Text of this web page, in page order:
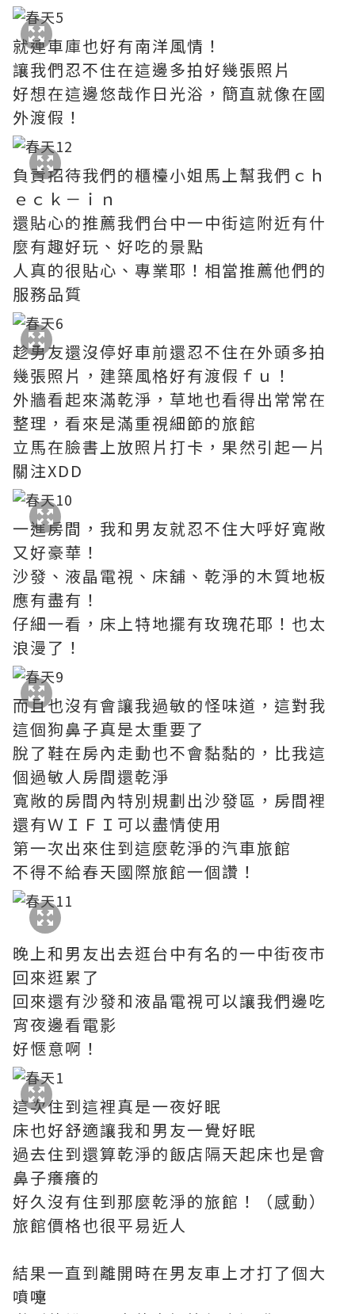
就連車庫也好有南洋風情！
讓我們忍不住在這邊多拍好幾張照片
好想在這邊悠哉作日光浴，簡直就像在國
外渡假！
負責招待我們的櫃檯小姐馬上幫我們ｃｈ
ｅｃｋ－ｉｎ
還貼心的推薦我們台中一中街這附近有什
麼有趣好玩、好吃的景點
人真的很貼心、專業耶！相當推薦他們的
服務品質
趁男友還沒停好車前還忍不住在外頭多拍
幾張照片，建築風格好有渡假ｆｕ！
外牆看起來滿乾淨，草地也看得出常常在
整理，看來是滿重視細節的旅館
立馬在臉書上放照片打卡，果然引起一片
關注XDD
一進房間，我和男友就忍不住大呼好寬敞
又好豪華！
沙發、液晶電視、床舖、乾淨的木質地板
應有盡有！
仔細一看，床上特地擺有玫瑰花耶！也太
浪漫了！
而且也沒有會讓我過敏的怪味道，這對我
這個狗鼻子真是太重要了
脫了鞋在房內走動也不會黏黏的，比我這
個過敏人房間還乾淨
寬敞的房間內特別規劃出沙發區，房間裡
還有ＷＩＦＩ可以盡情使用
第一次出來住到這麼乾淨的汽車旅館
不得不給春天國際旅館一個讚！
晚上和男友出去逛台中有名的一中街夜市
回來逛累了
回來還有沙發和液晶電視可以讓我們邊吃
宵夜邊看電影
好愜意啊！
這次住到這裡真是一夜好眠
床也好舒適讓我和男友一覺好眠
過去住到還算乾淨的飯店隔天起床也是會
鼻子癢癢的
好久沒有住到那麼乾淨的旅館！（感動）
旅館價格也很平易近人
結果一直到離開時在男友車上才打了個大
噴嚏